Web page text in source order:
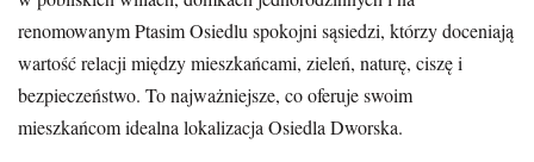
renomowanym Ptasim Osiedlu spokojni sąsiedzi, którzy doceniają
wartość relacji między mieszkańcami, zieleń, naturę, ciszę i
bezpieczeństwo. To najważniejsze, co oferuje swoim
mieszkańcom idealna lokalizacja Osiedla Dworska.